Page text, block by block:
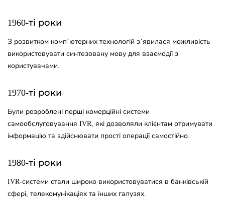
1960-ті роки
З розвитком комп’ютерних технологій з’явилася можливість
використовувати синтезовану мову для взаємодії з
користувачами.
1970-ті роки
Були розроблені перші комерційні системи
самообслуговування IVR, які дозволяли клієнтам отримувати
інформацію та здійснювати прості операції самостійно.
1980-ті роки
IVR-системи стали широко використовуватися в банківській
сфері, телекомунікаціях та інших галузях.